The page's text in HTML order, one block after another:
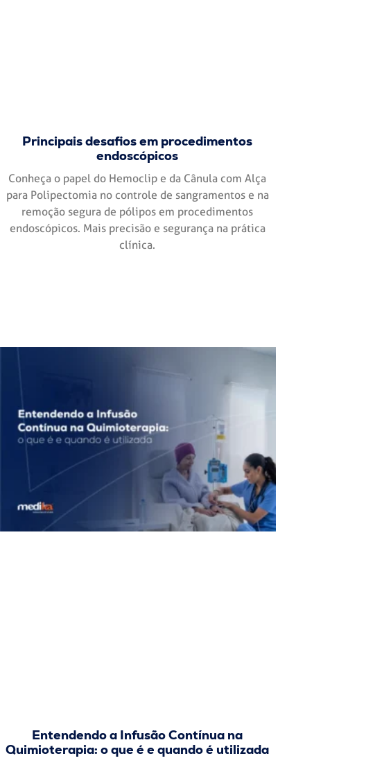
Principais desafios em procedimentos
endoscópicos
Conheça o papel do Hemoclip e da Cânula com Alça
para Polipectomia no controle de sangramentos e na
remoção segura de pólipos em procedimentos
endoscópicos. Mais precisão e segurança na prática
clínica.
Entendendo a Infusão Contínua na
Quimioterapia: o que é e quando é utilizada